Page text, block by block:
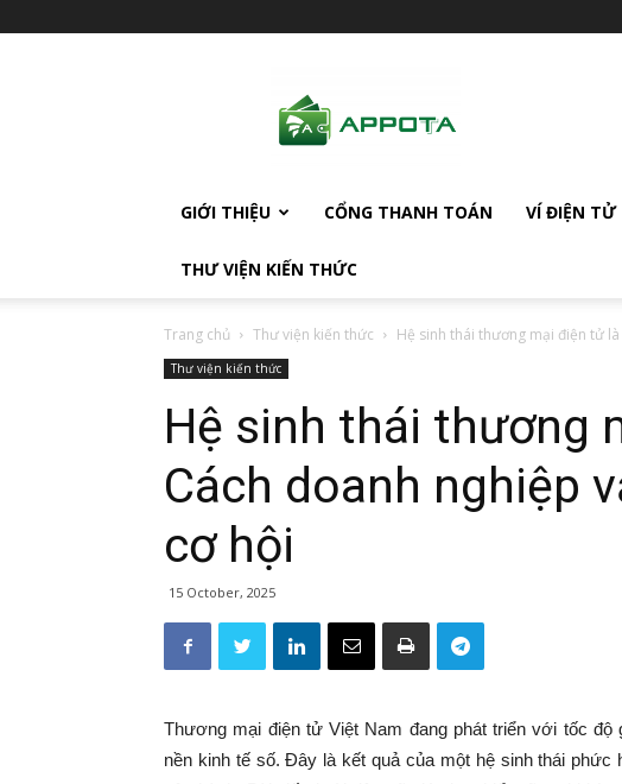
GIỚI THIỆU CỔNG THANH TOÁN VÍ ĐIỆN TỬ
THƯ VIỆN KIẾN THỨC
Trang chủ Thư viện kiến thức Hệ sinh thái thương mại điện tử
Thư viện kiến thức
Hệ sinh thái thương
Cách doanh nghiệp
cơ hội
15 October, 2025
Thương mại điện tử Việt Nam đang phát triển với tốc độ
nền kinh tế số. Đây là kết quả của một hệ sinh thái